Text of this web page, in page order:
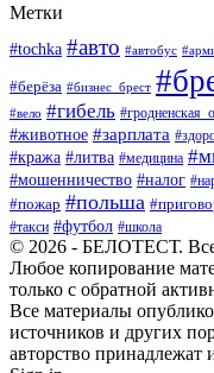
Метки
#tochka #авто #автобус
#берёза #бизнес_брест
#вело #гибель
#животное #зарплата
#кража #литва #медицина
#мошенничество #налог
#пожар #польша
#такси #футбол #школа
© 2026 - БЕЛОТЕСТ.
Любое копирование
только с обратной
Все материалы
источников и других
авторство принадлежат